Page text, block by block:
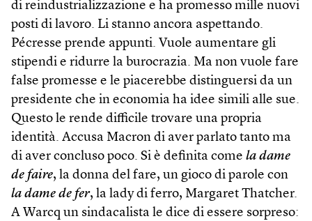
di reindustrializzazione e ha promesso mille nuovi
posti di lavoro. Li stanno ancora aspettando.
Pécresse prende appunti. Vuole aumentare gli
stipendi e ridurre la burocrazia. Ma non vuole fare
false promesse e le piacerebbe distinguersi da un
presidente che in economia ha idee simili alle sue.
Questo le rende difficile trovare una propria
identità. Accusa Macron di aver parlato tanto ma
di aver concluso poco. Si è definita come la dame
de faire, la donna del fare, un gioco di parole con
la dame de fer, la lady di ferro, Margaret Thatcher.
A Warcq un sindacalista le dice di essere sorpreso: